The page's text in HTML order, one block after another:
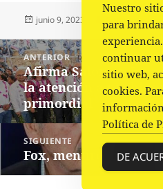
Publicado
junio 9, 2023 Comunicado
Navegación
de
entradas
ANTERIOR
Entrada
anterior:
Afirma Salomón Jara
la atención a pueblos
primordial
SIGUIENTE
Siguiente
entrada:
Fox, mentiroso
Nuestro
para
continuar
sitio web,
cookies.
Política de
DE